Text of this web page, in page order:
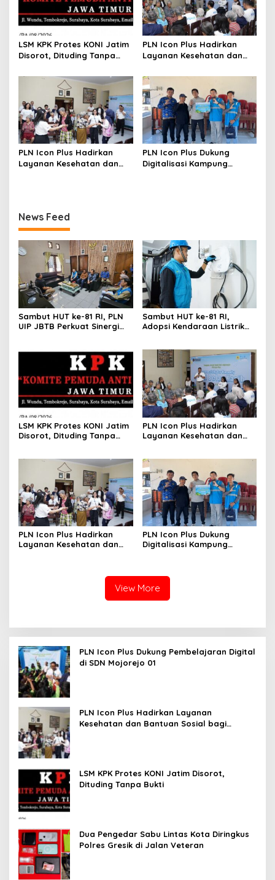
LSM KPK Protes KONI Jatim
Disorot, Dituding Tanpa
PLN Icon Plus Hadirkan
Layanan Kesehatan dan
di Rumah Belas Kasih
PLN Icon Plus Hadirkan
Layanan Kesehatan dan
PLN Icon Plus Dukung
Digitalisasi Kampung
News Feed
Sambut HUT ke-81 RI, PLN
UIP JBTB Perkuat Sinergi
Sambut HUT ke-81 RI,
Adopsi Kendaraan Listrik
Charging Services PLN
LSM KPK Protes KONI Jatim
Disorot, Dituding Tanpa
PLN Icon Plus Hadirkan
Layanan Kesehatan dan
PLN Icon Plus Hadirkan
Layanan Kesehatan dan
PLN Icon Plus Dukung
Digitalisasi Kampung
View More
PLN Icon Plus Dukung Pembelajaran Digital
di SDN Mojorejo 01
PLN Icon Plus Hadirkan Layanan
Kesehatan dan Bantuan Sosial bagi
LSM KPK Protes KONI Jatim Disorot,
Dituding Tanpa Bukti
Dua Pengedar Sabu Lintas Kota Diringkus
Polres Gresik di Jalan Veteran